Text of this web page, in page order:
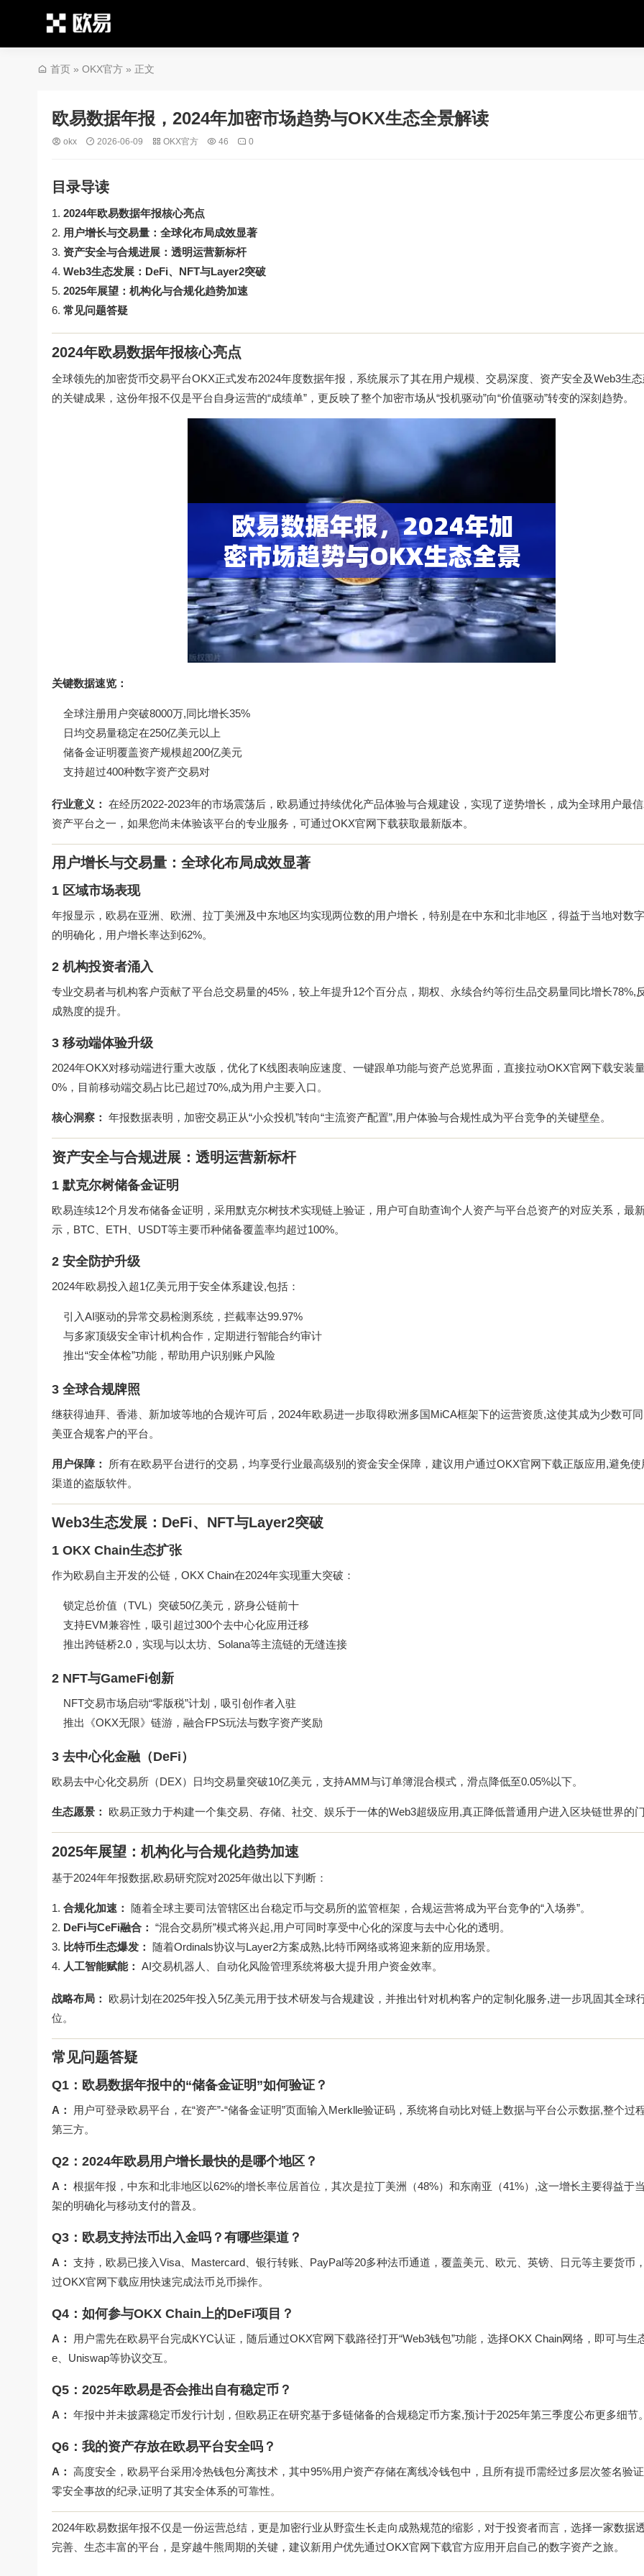
首页 » OKX官方 » 正文
欧易数据年报，2024年加密市场趋势与OKX生态全景解读
okx 2026-06-09 OKX官方 46 0
目录导读
2024年欧易数据年报核心亮点
用户增长与交易量：全球化布局成效显著
资产安全与合规进展：透明运营新标杆
Web3生态发展：DeFi、NFT与Layer2突破
2025年展望：机构化与合规化趋势加速
常见问题答疑
2024年欧易数据年报核心亮点
全球领先的加密货币交易平台OKX正式发布2024年度数据年报，系统展示了其在用户规模、交易深度、资产安全及Web3生
的关键成果，这份年报不仅是平台自身运营的“成绩单”，更反映了整个加密市场从“投机驱动”向“价值驱动”转变的深刻趋势。
关键数据速览：
全球注册用户突破8000万,同比增长35%
日均交易量稳定在250亿美元以上
储备金证明覆盖资产规模超200亿美元
支持超过400种数字资产交易对
行业意义： 在经历2022-2023年的市场震荡后，欧易通过持续优化产品体验与合规建设，实现了逆势增长，成为全球用户最
资产平台之一，如果您尚未体验该平台的专业服务，可通过OKX官网下载获取最新版本。
用户增长与交易量：全球化布局成效显著
1 区域市场表现
年报显示，欧易在亚洲、欧洲、拉丁美洲及中东地区均实现两位数的用户增长，特别是在中东和北非地区，得益于当地对数
的明确化，用户增长率达到62%。
2 机构投资者涌入
专业交易者与机构客户贡献了平台总交易量的45%，较上年提升12个百分点，期权、永续合约等衍生品交易量同比增长78%,
成熟度的提升。
3 移动端体验升级
2024年OKX对移动端进行重大改版，优化了K线图表响应速度、一键跟单功能与资产总览界面，直接拉动OKX官网下载安装
0%，目前移动端交易占比已超过70%,成为用户主要入口。
核心洞察： 年报数据表明，加密交易正从“小众投机”转向“主流资产配置”,用户体验与合规性成为平台竞争的关键壁垒。
资产安全与合规进展：透明运营新标杆
1 默克尔树储备金证明
欧易连续12个月发布储备金证明，采用默克尔树技术实现链上验证，用户可自助查询个人资产与平台总资产的对应关系，最
示，BTC、ETH、USDT等主要币种储备覆盖率均超过100%。
2 安全防护升级
2024年欧易投入超1亿美元用于安全体系建设,包括：
引入AI驱动的异常交易检测系统，拦截率达99.97%
与多家顶级安全审计机构合作，定期进行智能合约审计
推出“安全体检”功能，帮助用户识别账户风险
3 全球合规牌照
继获得迪拜、香港、新加坡等地的合规许可后，2024年欧易进一步取得欧洲多国MiCA框架下的运营资质,这使其成为少数可
美亚合规客户的平台。
用户保障： 所有在欧易平台进行的交易，均享受行业最高级别的资金安全保障，建议用户通过OKX官网下载正版应用,避免
渠道的盗版软件。
Web3生态发展：DeFi、NFT与Layer2突破
1 OKX Chain生态扩张
作为欧易自主开发的公链，OKX Chain在2024年实现重大突破：
锁定总价值（TVL）突破50亿美元，跻身公链前十
支持EVM兼容性，吸引超过300个去中心化应用迁移
推出跨链桥2.0，实现与以太坊、Solana等主流链的无缝连接
2 NFT与GameFi创新
NFT交易市场启动“零版税”计划，吸引创作者入驻
推出《OKX无限》链游，融合FPS玩法与数字资产奖励
3 去中心化金融（DeFi）
欧易去中心化交易所（DEX）日均交易量突破10亿美元，支持AMM与订单簿混合模式，滑点降低至0.05%以下。
生态愿景： 欧易正致力于构建一个集交易、存储、社交、娱乐于一体的Web3超级应用,真正降低普通用户进入区块链世界的
2025年展望：机构化与合规化趋势加速
基于2024年年报数据,欧易研究院对2025年做出以下判断：
合规化加速：
随着全球主要司法管辖区出台稳定币与交易所的监管框架，合规运营将成为平台竞争的“入场券”。
DeFi与CeFi融合： “混合交易所”模式将兴起,用户可同时享受中心化的深度与去中心化的透明。
比特币生态爆发：
随着Ordinals协议与Layer2方案成熟,比特币网络或将迎来新的应用场景。
人工智能赋能： AI交易机器人、自动化风险管理系统将极大提升用户资金效率。
战略布局：
欧易计划在2025年投入5亿美元用于技术研发与合规建设，并推出针对机构客户的定制化服务,进一步巩固其全球
位。
常见问题答疑
Q1：欧易数据年报中的“储备金证明”如何验证？
A：
用户可登录欧易平台，在“资产”-“储备金证明”页面输入Merklle验证码，系统将自动比对链上数据与平台公示数据,整个过
第三方。
Q2：2024年欧易用户增长最快的是哪个地区？
A： 根据年报，中东和北非地区以62%的增长率位居首位，其次是拉丁美洲（48%）和东南亚（41%）,这一增长主要得益于
架的明确化与移动支付的普及。
Q3：欧易支持法币出入金吗？有哪些渠道？
A： 支持，欧易已接入Visa、Mastercard、银行转账、PayPal等20多种法币通道，覆盖美元、欧元、英镑、日元等主要货币
过OKX官网下载应用快速完成法币兑币操作。
Q4：如何参与OKX Chain上的DeFi项目？
A： 用户需先在欧易平台完成KYC认证，随后通过OKX官网下载路径打开“Web3钱包”功能，选择OKX Chain网络，即可与生
e、Uniswap等协议交互。
Q5：2025年欧易是否会推出自有稳定币？
A： 年报中并未披露稳定币发行计划，但欧易正在研究基于多链储备的合规稳定币方案,预计于2025年第三季度公布更多细节
Q6：我的资产存放在欧易平台安全吗？
A： 高度安全，欧易平台采用冷热钱包分离技术，其中95%用户资产存储在离线冷钱包中，且所有提币需经过多层次签名验
零安全事故的纪录,证明了其安全体系的可靠性。
2024年欧易数据年报不仅是一份运营总结，更是加密行业从野蛮生长走向成熟规范的缩影，对于投资者而言，选择一家数据
完善、生态丰富的平台，是穿越牛熊周期的关键，建议新用户优先通过OKX官网下载官方应用开启自己的数字资产之旅。